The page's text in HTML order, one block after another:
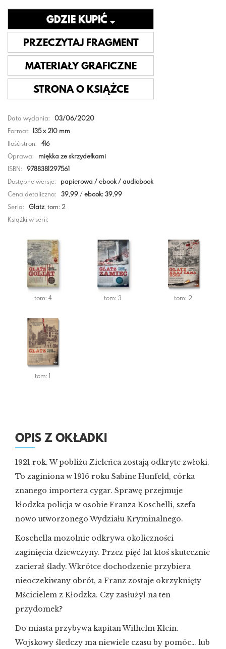
Data wydania:
03/06/2020
Format: 135 x 210 mm
Ilość stron:
416
Oprawa:
miękka ze skrzydełkami
ISBN:
9788381297561
Dostępne wersje:
papierowa / ebook / audiobook
Cena detaliczna:
39,99/ebook: 39,99
Seria:
Glatz, tom: 2
Książki w serii:
tom: 4 tom: 3 tom: 2
tom: 1
GDZIE KUPIĆ
PRZECZYTAJ FRAGMENT
MATERIAŁY GRAFICZNE
STRONA O KSIĄŻCE
OPIS Z OKŁADKI
1921 rok. W pobliżu Zieleńca zostają odkryte zwłoki.
To zaginiona w 1916 roku Sabine Hunfeld, córka
znanego importera cygar. Sprawę przejmuje
kłodzka policja w osobie Franza Koschelli, szefa
nowo utworzonego Wydziału Kryminalnego.
Koschella mozolnie odkrywa okoliczności
zaginięcia dziewczyny. Przez pięć lat ktoś skutecznie
zacierał ślady. Wkrótce dochodzenie przybiera
nieoczekiwany obrót, a Franz zostaje okrzyknięty
Mścicielem z Kłodzka. Czy zasłużył na ten
przydomek?
Do miasta przybywa kapitan Wilhelm Klein.
Wojskowy śledczy ma niewiele czasu by pomóc… lub